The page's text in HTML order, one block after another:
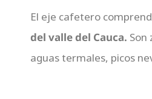
El eje cafetero
del valle del Cauca. Son
aguas termales, picos